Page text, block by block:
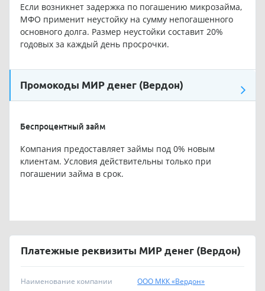
Если возникнет задержка по погашению микрозайма,
МФО применит неустойку на сумму непогашенного
основного долга. Размер неустойки составит 20%
годовых за каждый день просрочки.
Промокоды МИР денег (Вердон)
Беспроцентный займ
Компания предоставляет займы под 0% новым
клиентам. Условия действительны только при
погашении займа в срок.
Платежные реквизиты МИР денег (Вердон)
Наименование компании ООО МКК «Вердон»